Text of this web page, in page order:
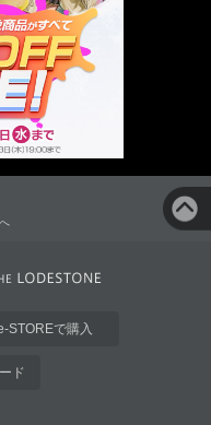
STOREで購入
ド